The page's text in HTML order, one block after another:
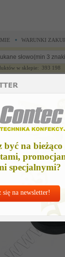
być na bieżąco
specjalnymi?
się na newsletter!
WARUNKI
w sklepie: 393 198
ZAMIENNE
krojczych >Części
OSTRZAŁKI